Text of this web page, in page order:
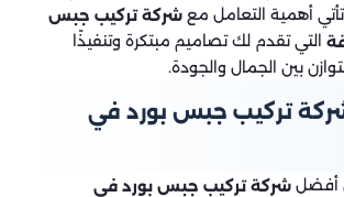
تأتي أهمية التعامل مع شركة تركيب جبس
التي تقدم لك تصاميم مبتكرة وتنفيذًا
بين الجمال والجودة.
تركيب جبس بورد في
أفضل شركة تركيب جبس بورد في